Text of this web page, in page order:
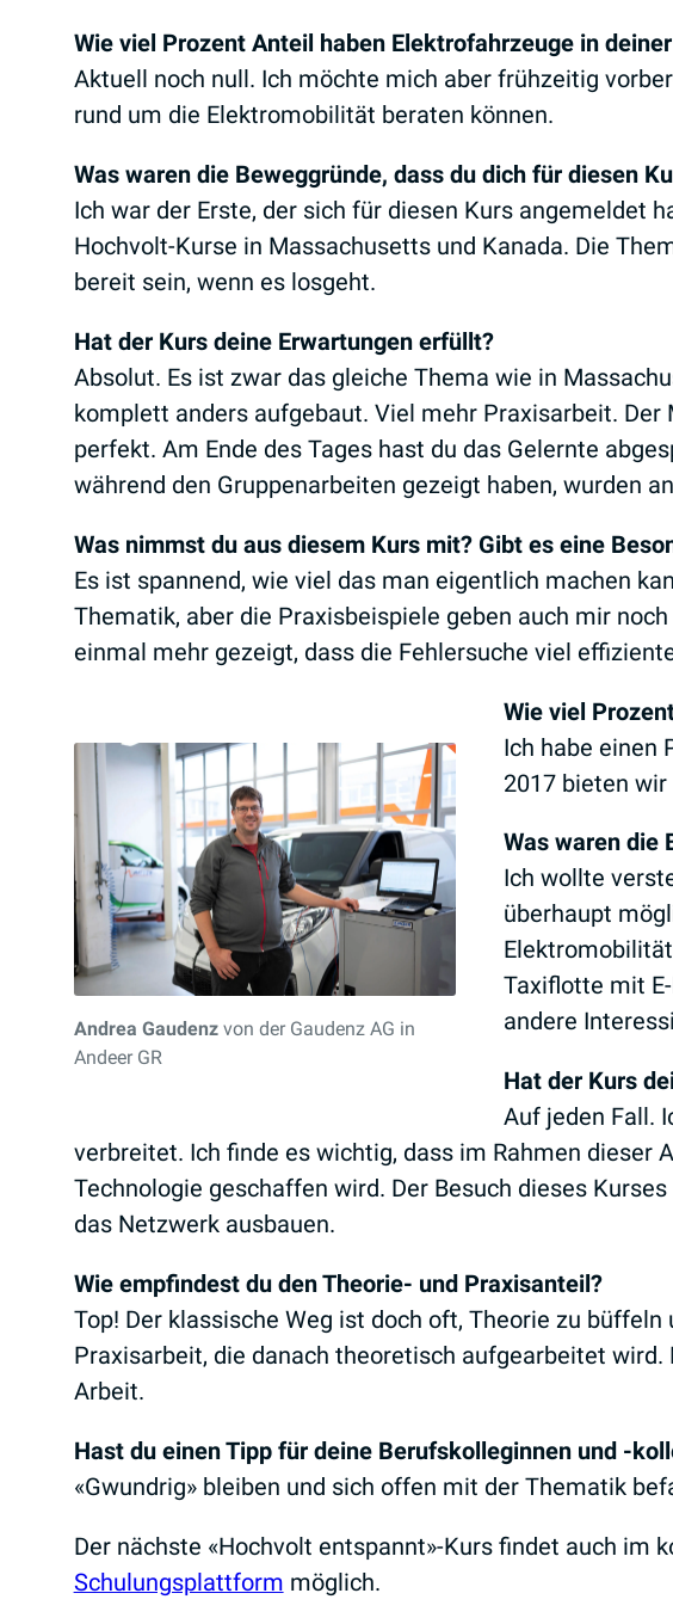
Wie viel Prozent Anteil haben Elektrofahrzeuge in
Aktuell noch null. Ich möchte mich aber frühzeitig
rund um die Elektromobilität beraten können.
Was waren die Beweggründe, dass du dich für diesen
Ich war der Erste, der sich für diesen Kurs angemeldet
Hochvolt-Kurse in Massachusetts und Kanada. Die
bereit sein, wenn es losgeht.
Hat der Kurs deine Erwartungen erfüllt?
Absolut. Es ist zwar das gleiche Thema wie in
komplett anders aufgebaut. Viel mehr Praxisarbeit.
perfekt. Am Ende des Tages hast du das Gelernte
während den Gruppenarbeiten gezeigt haben, wurden
Was nimmst du aus diesem Kurs mit? Gibt es eine
Es ist spannend, wie viel das man eigentlich machen
Thematik, aber die Praxisbeispiele geben auch mir
einmal mehr gezeigt, dass die Fehlersuche viel
Andrea Gaudenzvon der Gaudenz AG in
Andeer GR
Wie viel
Ich habe einen
2017 bieten
Was waren die
Ich wollte
überhaupt
Taxiflotte mit
andere
Hat der Kurs
Auf jeden Fall.
verbreitet. Ich finde es wichtig, dass im Rahmen dieser
Technologie geschaffen wird. Der Besuch dieses
das Netzwerk ausbauen.
Wie empfindest du den Theorie- und Praxisanteil?
Top! Der klassische Weg ist doch oft, Theorie zu
Praxisarbeit, die danach theoretisch aufgearbeitet
Arbeit.
Hast du einen Tipp für deine Berufskolleginnen und -
«Gwundrig» bleiben und sich offen mit der Thematik
Der nächste «Hochvolt entspannt»-Kurs findet auch im
Schulungsplattform möglich.